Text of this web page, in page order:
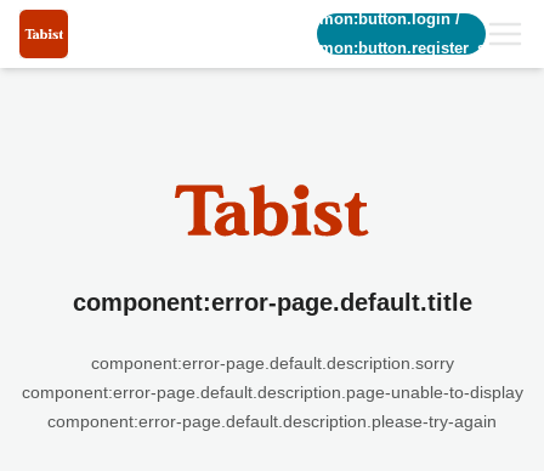
common:button.login/
common:button.register_short
component:error-page.default.title
component:error-page.default.description.sorry
component:error-page.default.description.page-unable-to-display
component:error-page.default.description.please-try-again